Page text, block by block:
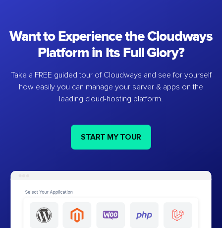
Want to Experience the Cloudways
Platform in Its Full Glory?
Take a FREE guided tour of Cloudways and see for yourself
how easily you can manage your server & apps on the
leading cloud-hosting platform.
START MY TOUR